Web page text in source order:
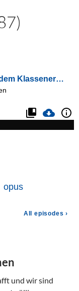
und wir sind